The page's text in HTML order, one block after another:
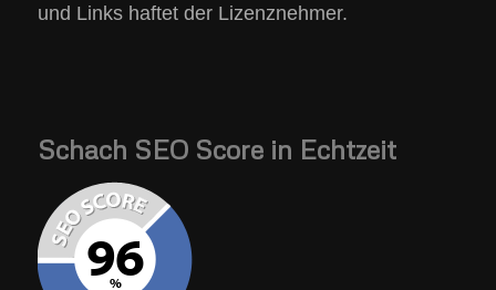
und Links haftet der Lizenznehmer.
Schach SEO Score in Echtzeit